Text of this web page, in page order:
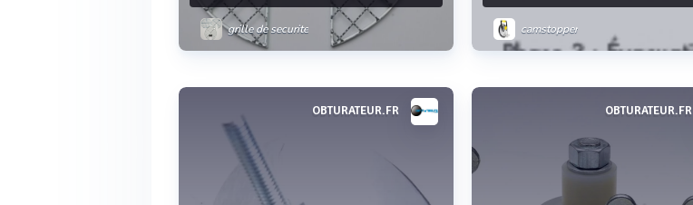
grille de securite
Voir plus
camstopper
Voir plus
OBTURATEUR.FR OBTURATEUR.FR